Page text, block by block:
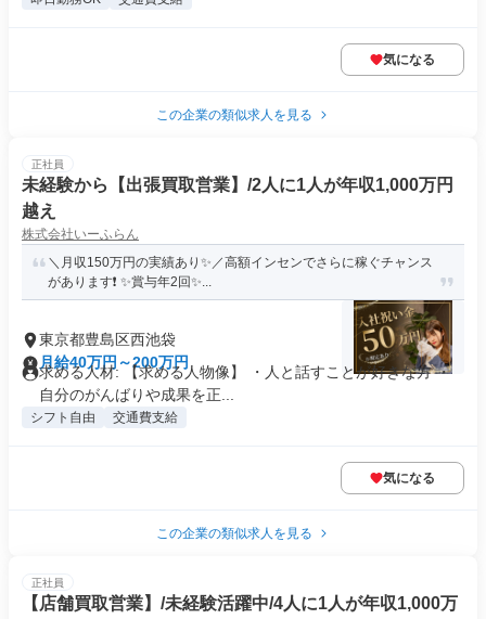
気になる
この企業の類似求人を見る
正社員
未経験から【出張買取営業】/2人に1人が年収1,000万円
越え
株式会社いーふらん
＼月収150万円の実績あり✨／高額インセンでさらに稼ぐチャンス
があります❗ ✨賞与年2回✨...
東京都豊島区西池袋
月給40万円～200万円
求める人材: 【求める人物像】 ・人と話すことが好きな方 ・
自分のがんばりや成果を正...
シフト自由 交通費支給
気になる
この企業の類似求人を見る
正社員
【店舗買取営業】/未経験活躍中/4人に1人が年収1,000万